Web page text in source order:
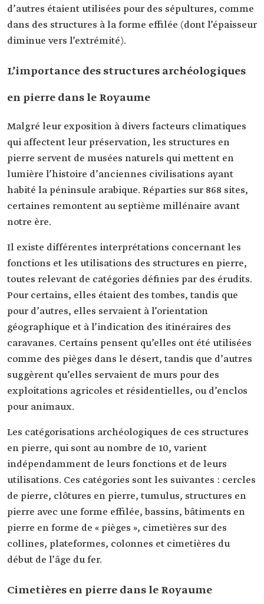
d’autres étaient utilisées pour des sépultures, comme
dans des structures à la forme effilée (dont l’épaisseur
diminue vers l’extrémité).
L’importance des structures archéologiques
en pierre dans le Royaume
Malgré leur exposition à divers facteurs climatiques
qui affectent leur préservation, les structures en
pierre servent de musées naturels qui mettent en
lumière l’histoire d’anciennes civilisations ayant
habité la péninsule arabique. Réparties sur 868 sites,
certaines remontent au septième millénaire avant
notre ère.
Il existe différentes interprétations concernant les
fonctions et les utilisations des structures en pierre,
toutes relevant de catégories définies par des érudits.
Pour certains, elles étaient des tombes, tandis que
pour d’autres, elles servaient à l’orientation
géographique et à l’indication des itinéraires des
caravanes. Certains pensent qu’elles ont été utilisées
comme des pièges dans le désert, tandis que d’autres
suggèrent qu’elles servaient de murs pour des
exploitations agricoles et résidentielles, ou d’enclos
pour animaux.
Les catégorisations archéologiques de ces structures
en pierre, qui sont au nombre de 10, varient
indépendamment de leurs fonctions et de leurs
utilisations. Ces catégories sont les suivantes : cercles
de pierre, clôtures en pierre, tumulus, structures en
pierre avec une forme effilée, bassins, bâtiments en
pierre en forme de « pièges », cimetières sur des
collines, plateformes, colonnes et cimetières du
début de l’âge du fer.
Cimetières en pierre dans le Royaume